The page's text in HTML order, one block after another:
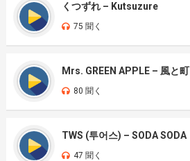
くつずれ – Kutsuzure
75 聞く
Mrs. GREEN APPLE – 風と町
80 聞く
TWS (투어스) – SODA SODA
47 聞く